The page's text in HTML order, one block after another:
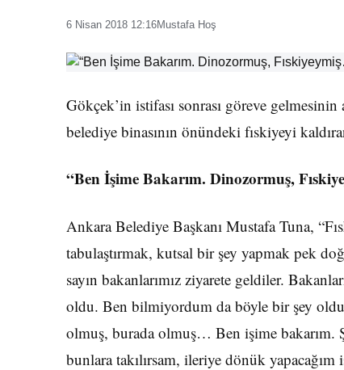
6 Nisan 2018 12:16Mustafa Hoş
Gökçek’in istifası sonrası göreve
belediye binasının önündeki fıskiyeyi
“Ben İşime Bakarım. Dinozormuş,
Ankara Belediye Başkanı Mustafa Tuna,
tabulaştırmak, kutsal bir şey yapmak pek
sayın bakanlarımız ziyarete geldiler.
oldu. Ben bilmiyordum da böyle bir şey
olmuş, burada olmuş… Ben işime
bunlara takılırsam, ileriye dönük yapacağım